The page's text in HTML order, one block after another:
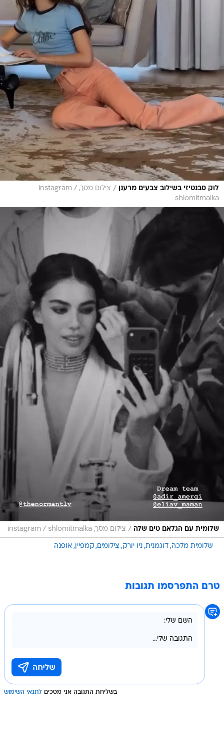
לוק סבנטיזי בשילוב צבעים מרענן /
צילום מסך, instagram /
shlomitmalka
שלומית עם הגלאם טים שלה / צילום מסך, instagram / shlomitmalka
שלומית מלכה דוגמנית ניו יורק צילומים קמפיין אופנה
טרם התפרסמו תגובות
בשליחת התגובה אני מסכים לתנאי השימוש